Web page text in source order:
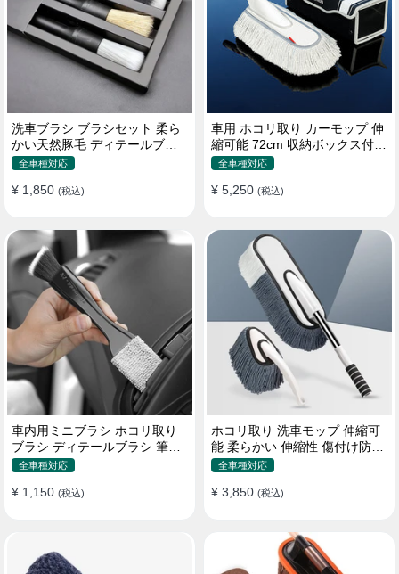
洗車ブラシ ブラシセット 柔ら
かい天然豚毛 ディテールブラ
シ 隙間ブラシ 筆タイプ
全車種対応
¥ 1,850 (税込)
車用 ホコリ取り カーモップ 伸
縮可能 72cm 収納ボックス付き
軽量・コンパクト
全車種対応
¥ 5,250 (税込)
車内用ミニブラシ ホコリ取り
ブラシ ディテールブラシ 筆タ
イプ 車 エアコン吹き出し口
全車種対応
¥ 1,150 (税込)
ホコリ取り 洗車モップ 伸縮可
能 柔らかい 伸縮性 傷付け防止
軽量・コンパクト
全車種対応
¥ 3,850 (税込)